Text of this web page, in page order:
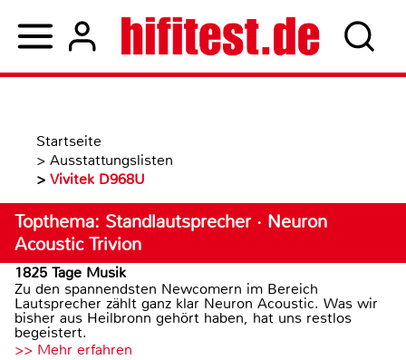
Startseite
> Ausstattungslisten
> Vivitek D968U
Topthema: Standlautsprecher · Neuron
Acoustic Trivion
1825 Tage Musik
Zu den spannendsten Newcomern im Bereich
Lautsprecher zählt ganz klar Neuron Acoustic. Was wir
bisher aus Heilbronn gehört haben, hat uns restlos
begeistert.
>> Mehr erfahren